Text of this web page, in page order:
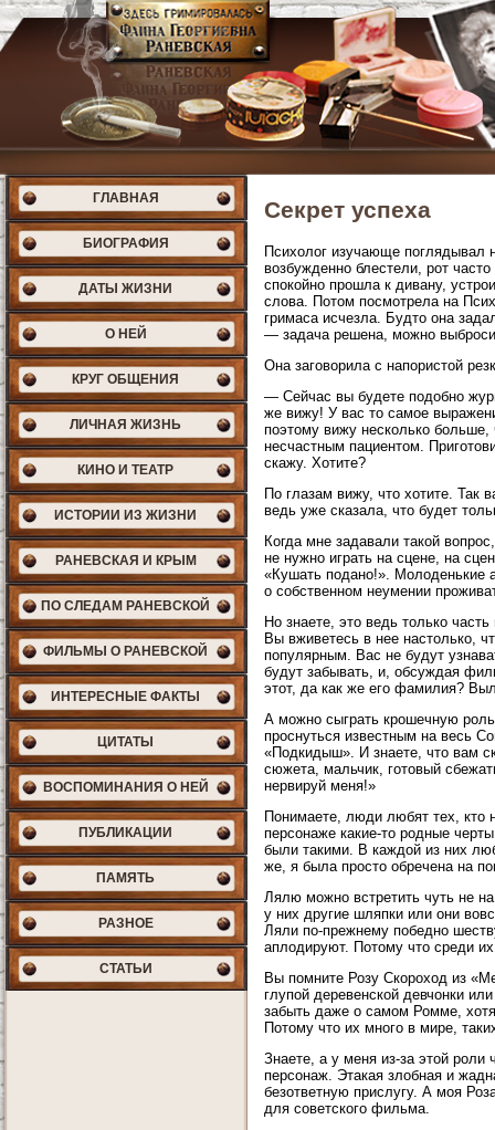
ГЛАВНАЯ
БИОГРАФИЯ
ДАТЫ ЖИЗНИ
О НЕЙ
КРУГ ОБЩЕНИЯ
ЛИЧНАЯ ЖИЗНЬ
КИНО И ТЕАТР
ИСТОРИИ ИЗ ЖИЗНИ
РАНЕВСКАЯ И КРЫМ
ПО СЛЕДАМ РАНЕВСКОЙ
ФИЛЬМЫ О РАНЕВСКОЙ
ИНТЕРЕСНЫЕ ФАКТЫ
ЦИТАТЫ
ВОСПОМИНАНИЯ О НЕЙ
ПУБЛИКАЦИИ
ПАМЯТЬ
РАЗНОЕ
СТАТЬИ
Секрет успеха
Психолог изучающе поглядывал
возбужденно блестели, рот
спокойно прошла к дивану,
слова. Потом посмотрела на
гримаса исчезла. Будто она
— задача решена, можно
Она заговорила с напористой
— Сейчас вы будете подобно
же вижу! У вас то самое
поэтому вижу несколько больше,
несчастным пациентом.
скажу. Хотите?
По глазам вижу, что хотите. Так
ведь уже сказала, что будет
Когда мне задавали такой
не нужно играть на сцене, на
«Кушать подано!». Молоденькие
о собственном неумении
Но знаете, это ведь только
Вы вживетесь в нее настолько,
популярным. Вас не будут
будут забывать, и, обсуждая
этот, да как же его фамилия?
А можно сыграть крошечную
проснуться известным на весь
«Подкидыш». И знаете, что вам
сюжета, мальчик, готовый
нервируй меня!»
Понимаете, люди любят тех, кто
персонаже какие-то родные
были такими. В каждой из них
же, я была просто обречена на
Лялю можно встретить чуть не
у них другие шляпки или они
Ляли по-прежнему победно
аплодируют. Потому что среди
Вы помните Розу Скороход из
глупой деревенской девчонки
забыть даже о самом Ромме,
Потому что их много в мире,
Знаете, а у меня из-за этой
персонаж. Этакая злобная и
безответную прислугу. А моя
для советского фильма.